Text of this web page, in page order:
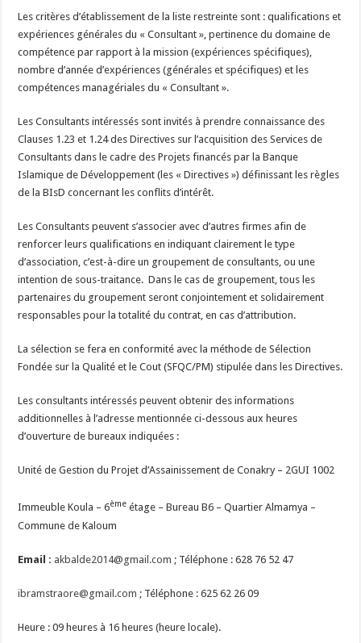
Les critères d’établissement de la liste restreinte sont : qualifications et
expériences générales du « Consultant », pertinence du domaine de
compétence par rapport à la mission (expériences spécifiques),
nombre d’année d’expériences (générales et spécifiques) et les
compétences managériales du « Consultant ».
Les Consultants intéressés sont invités à prendre connaissance des
Clauses 1.23 et 1.24 des Directives sur l’acquisition des Services de
Consultants dans le cadre des Projets financés par la Banque
Islamique de Développement (les « Directives ») définissant les règles
de la BIsD concernant les conflits d’intérêt.
Les Consultants peuvent s’associer avec d’autres firmes afin de
renforcer leurs qualifications en indiquant clairement le type
d’association, c’est-à-dire un groupement de consultants, ou une
intention de sous-traitance. Dans le cas de groupement, tous les
partenaires du groupement seront conjointement et solidairement
responsables pour la totalité du contrat, en cas d’attribution.
La sélection se fera en conformité avec la méthode de Sélection
Fondée sur la Qualité et le Cout (SFQC/PM) stipulée dans les Directives.
Les consultants intéressés peuvent obtenir des informations
additionnelles à l’adresse mentionnée ci-dessous aux heures
d’ouverture de bureaux indiquées :
Unité de Gestion du Projet d’Assainissement de Conakry – 2GUI 1002
Immeuble Koula – 6ème étage – Bureau B6 – Quartier Almamya –
Commune de Kaloum
Email : akbalde2014@gmail.com ; Téléphone : 628 76 52 47
ibramstraore@gmail.com ; Téléphone : 625 62 26 09
Heure : 09 heures à 16 heures (heure locale).